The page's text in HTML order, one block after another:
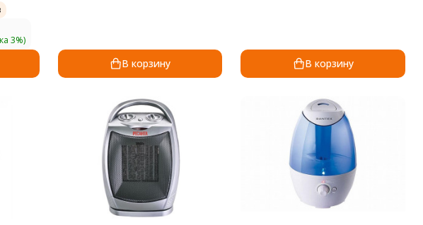
3%)
В корзину В корзину